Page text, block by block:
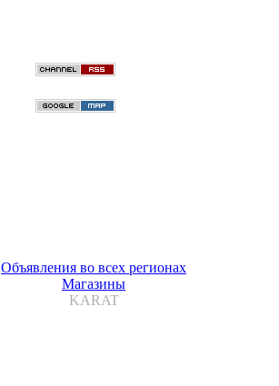
Объявления во всех регионах
Магазины
KARAT